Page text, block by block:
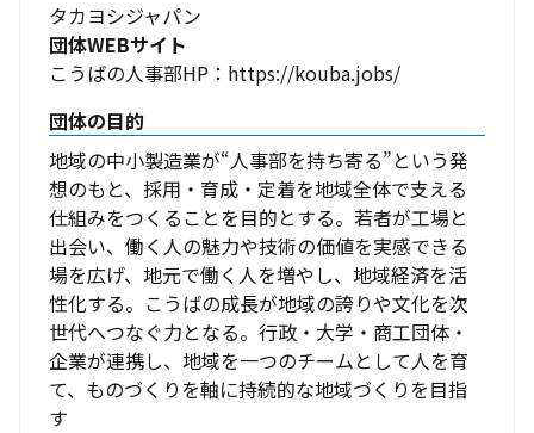
タカヨシジャパン
団体WEBサイト
こうばの人事部HP：https://kouba.jobs/
団体の目的
地域の中小製造業が“人事部を持ち寄る”という発
想のもと、採用・育成・定着を地域全体で支える
仕組みをつくることを目的とする。若者が工場と
出会い、働く人の魅力や技術の価値を実感できる
場を広げ、地元で働く人を増やし、地域経済を活
性化する。こうばの成長が地域の誇りや文化を次
世代へつなぐ力となる。行政・大学・商工団体・
企業が連携し、地域を一つのチームとして人を育
て、ものづくりを軸に持続的な地域づくりを目指
す